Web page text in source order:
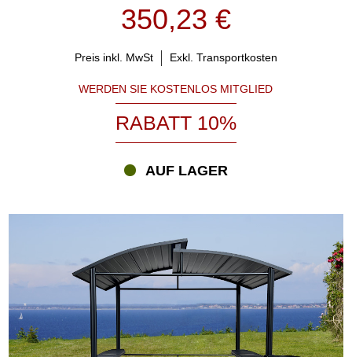
350,23 €
Preis inkl. MwSt Exkl. Transportkosten
WERDEN SIE KOSTENLOS MITGLIED
RABATT 10%
AUF LAGER